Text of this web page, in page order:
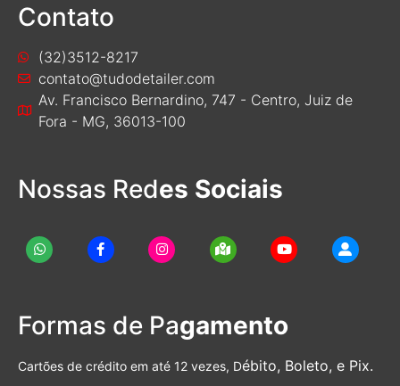
Contato
(32)3512-8217
contato@tudodetailer.com
Av. Francisco Bernardino, 747 - Centro, Juiz de
Fora - MG, 36013-100
Nossas Redes Sociais
Formas de Pagamento
Cartões de crédito em até 12 vezes, Débito, Boleto, e Pix.